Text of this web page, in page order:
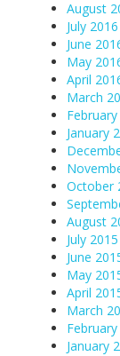
August
July 2016
June
May
April
March
January
October
August
July 2015
June
May
April
March
January